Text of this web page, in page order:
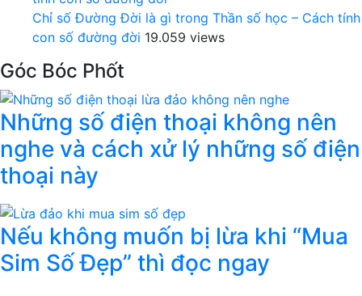
Chỉ số Đường Đời là gì trong Thần số học – Cách tính
con số đường đời 19.059 views
Góc Bóc Phốt
Những số điện thoại không nên
nghe và cách xử lý những số điện
thoại này
Nếu không muốn bị lừa khi “Mua
Sim Số Đẹp” thì đọc ngay